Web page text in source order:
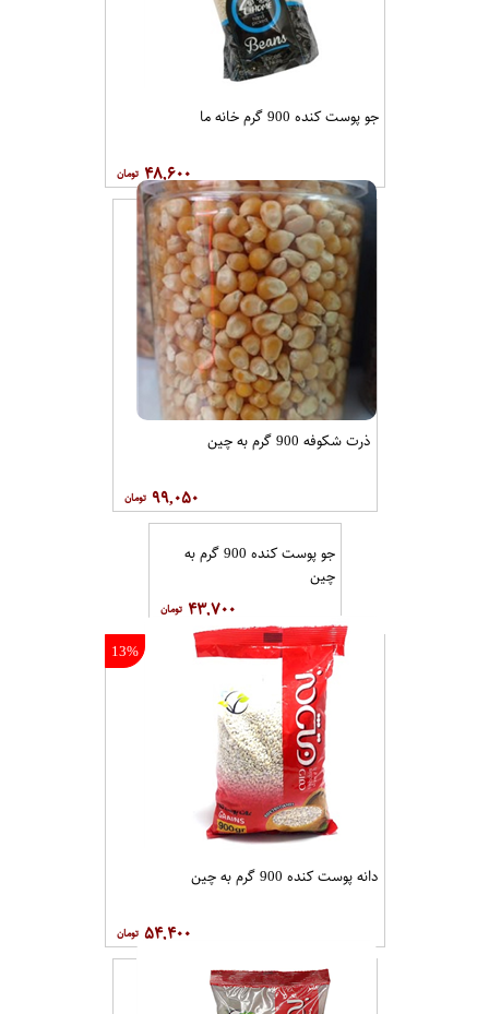
جو پوست کنده 900 گرم خانه ما
۴۸,۶۰۰
ذرت شکوفه 900 گرم به چین
۹۹,۰۵۰
جو پوست کنده 900 گرم به
چین
۴۳,۷۰۰
13%
دانه پوست کنده 900 گرم به چین
۵۴,۴۰۰